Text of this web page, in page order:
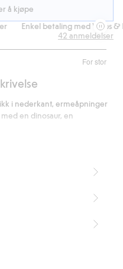
å kjøpe
Enkel betaling med Vipps &
For stor
42 anmeldelser
i nederkant, ermeåpninger
en dinosaur, en